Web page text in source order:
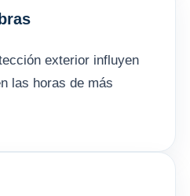
exterior influyen
las horas de más